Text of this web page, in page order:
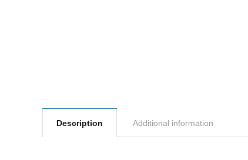
Description Additional information